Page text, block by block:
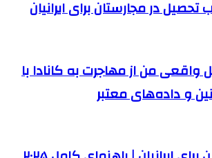
تحصیل در مجارستان برای ایرانیان
واقعی من از مهاجرت به کانادا با
و داده‌های معتبر